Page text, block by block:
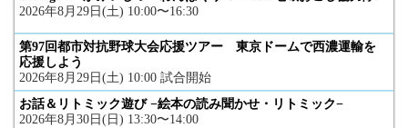
2026年8月29日(土) 10:00〜16:30
第97回都市対抗野球大会応援ツアー 東京ドームで西濃運輸を
応援しよう
2026年8月29日(土) 10:00 試合開始
お話＆リトミック遊び −絵本の読み聞かせ・リトミック−
2026年8月30日(日) 13:30〜14:00